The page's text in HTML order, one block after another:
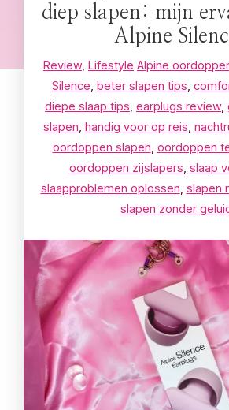
diep slapen: mijn
Alpine
Review, Lifestyle Alpine
Silence beter slapen tips
diepe slaap tips earplugs review,
slapen handig voor op reis
oordoppen slapen oordoppen
oordoppen zijslapers slaap
slaapproblemen oplossen slapen
slapen zonder